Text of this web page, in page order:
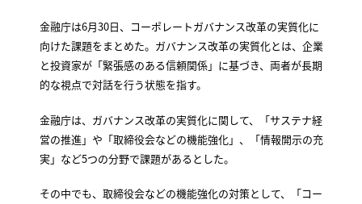
金融庁は6月30日、コーポレートガバナンス改革の実質化に
向けた課題をまとめた。ガバナンス改革の実質化とは、企業
と投資家が「緊張感のある信頼関係」に基づき、両者が長期
的な視点で対話を行う状態を指す。
金融庁は、ガバナンス改革の実質化に関して、「サステナ経
営の推進」や「取締役会などの機能強化」、「情報開示の充
実」など5つの分野で課題があるとした。
その中でも、取締役会などの機能強化の対策として、「コー